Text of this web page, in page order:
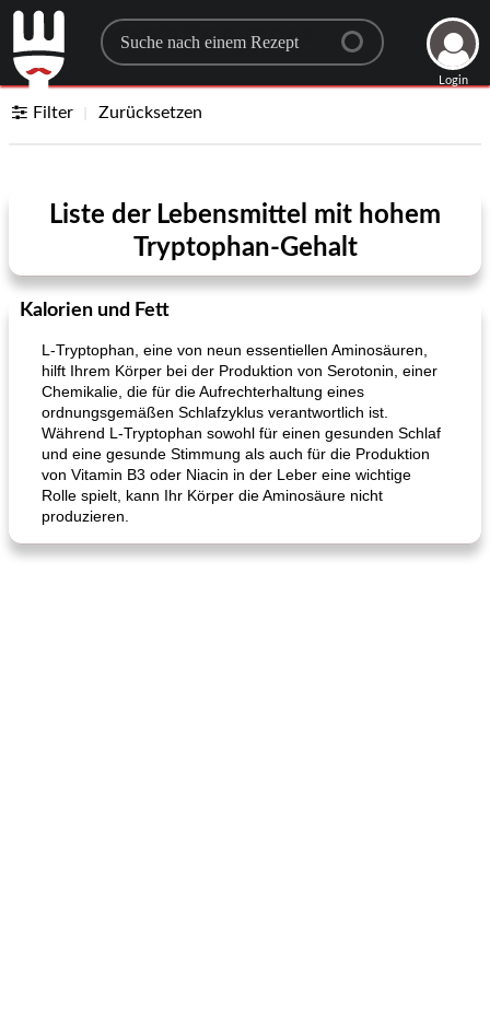
Search for a recipe
Login
Filter Zurücksetzen
Liste der Lebensmittel mit hohem
Tryptophan-Gehalt
Kalorien und Fett
L-Tryptophan, eine von neun essentiellen Aminosäuren,
hilft Ihrem Körper bei der Produktion von Serotonin, einer
Chemikalie, die für die Aufrechterhaltung eines
ordnungsgemäßen Schlafzyklus verantwortlich ist.
Während L-Tryptophan sowohl für einen gesunden Schlaf
und eine gesunde Stimmung als auch für die Produktion
von Vitamin B3 oder Niacin in der Leber eine wichtige
Rolle spielt, kann Ihr Körper die Aminosäure nicht
produzieren.